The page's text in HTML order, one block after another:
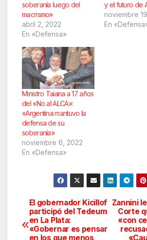
soberanía luego del
macrismo»
abril 2, 2022
En «Defensa»
y el futuro de
noviembre
En
Ministro Taiana a 17 años
del «No al ALCA»:
«Argentina mantuvo la
defensa de su
soberanía»
noviembre 6, 2022
En «Defensa»
Navegación
de
Zannini
Corte
«con
El gobernador Kicillof
participó del Tedeum
en La Plata:
«Gobernar es pensar
en los que menos